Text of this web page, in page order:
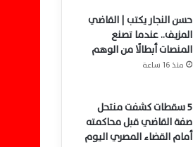
حسن النجار يكتب | القاضي
المزيف.. عندما تصنع
المنصات أبطالًا من الوهم
منذ 16 ساعة
5 سقطات كشفت منتحل
صفة القاضي قبل محاكمته
أمام القضاء المصري اليوم